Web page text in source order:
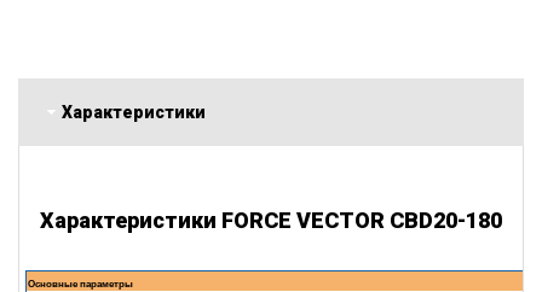
Характеристики
Характеристики FORCE VECTOR CBD20-180
Основные параметры